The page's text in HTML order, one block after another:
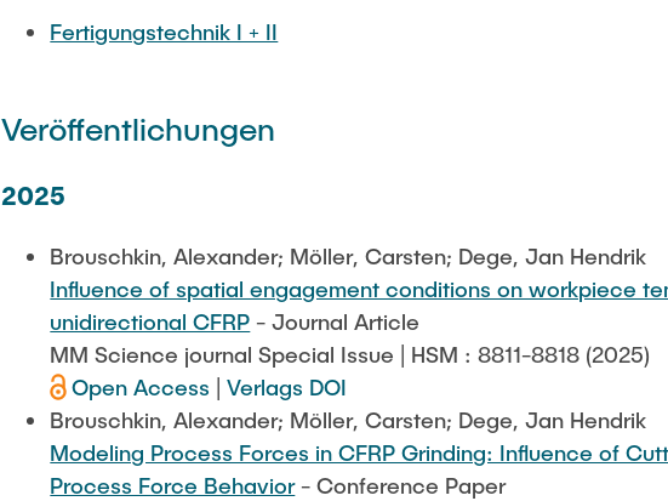
Fertigungstechnik I + II
Veröffentlichungen
2025
Brouschkin, Alexander; Möller, Carsten; Dege, Jan Hendrik
Influence of spatial engagement conditions on workpiece
unidirectional CFRP - Journal Article
MM Science journal Special Issue | HSM : 8811-8818 (2025)
Open Access
|Verlags DOI
Brouschkin, Alexander; Möller, Carsten; Dege, Jan Hendrik
Modeling Process Forces in CFRP Grinding: Influence of
Process Force Behavior- Conference Paper